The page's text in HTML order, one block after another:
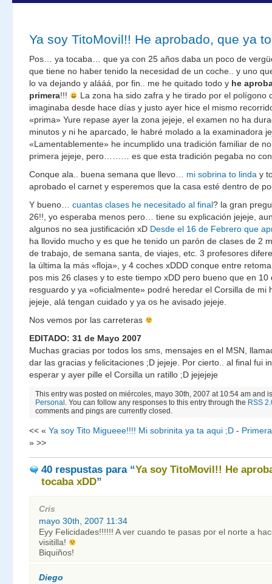
Ya soy TitoMovil!! He aprobado, que ya
Pos… ya tocaba… que ya con 25 años daba un poco de
que tiene no haber tenido la necesidad de un coche.. y uno
lo va dejando y alááá, por fin.. me he quitado todo y he
primera!!!
La zona ha sido zafra y he tirado por el polígono
imaginaba desde hace días y justo ayer hice el mismo
«prima» Yure repase ayer la zona jejeje, el examen no ha
minutos y ni he aparcado, le habré molado a la examinadora
«Lamentablemente» he incumplido una tradición familiar de
primera jejeje, pero……… es que esta tradición pegaba no
Conque ala.. buena semana que llevo… mi sobrina to linda y
aprobado el carnet y esperemos que la casa esté dentro de
Y bueno… cuantas clases he necesitado al final? la gran
26!!, yo esperaba menos pero… tiene su explicación jejeje,
algunos no sea justificación xD Desde el 16 de Febrero que
ha llovido mucho y es que he tenido un parón de clases de 2
de trabajo, de semana santa, de viajes, etc. 3 profesores
la última la más «floja», y 4 coches xDDD conque entre
pos mis 26 clases y to este tiempo xDD pero bueno que en 10
resguardo y ya «oficialmente» podré heredar el Corsilla de mi
jejeje, alá tengan cuidado y ya os he avisado jejeje.
Nos vemos por las carreteras
EDITADO: 31 de Mayo 2007
Muchas gracias por todos los sms, mensajes en el MSN,
dar las gracias y felicitaciones ;D jejeje. Por cierto.. al final fui
esperar y ayer pille el Corsilla un ratillo ;D jejejeje
This entry was posted on miércoles, mayo 30th, 2007 at 10:54 am and
Personal . You can follow any responses to this entry through the RSS
comments and pings are currently closed.
<< « Ya soy Tito Migueee!!!! Mi sobrinita ya ta aqui ;D -
» >>
40 respustas para “Ya soy TitoMovil!! He
tocaba xDD”
Cris
mayo 30th, 2007 11:34
Eyy Felicidades!!!!!! A ver cuando te pasas por el norte a
visitilla!
Biquiños!
Diego